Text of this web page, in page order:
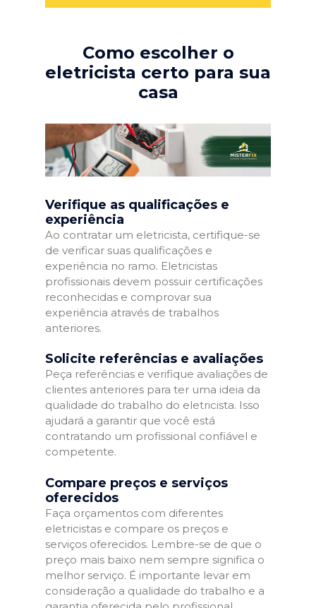
Como escolher o
eletricista certo para sua
casa
Verifique as qualificações e
experiência
Ao contratar um eletricista, certifique-se
de verificar suas qualificações e
experiência no ramo. Eletricistas
profissionais devem possuir certificações
reconhecidas e comprovar sua
experiência através de trabalhos
anteriores.
Solicite referências e avaliações
Peça referências e verifique avaliações de
clientes anteriores para ter uma ideia da
qualidade do trabalho do eletricista. Isso
ajudará a garantir que você está
contratando um profissional confiável e
competente.
Compare preços e serviços
oferecidos
Faça orçamentos com diferentes
eletricistas e compare os preços e
serviços oferecidos. Lembre-se de que o
preço mais baixo nem sempre significa o
melhor serviço. É importante levar em
consideração a qualidade do trabalho e a